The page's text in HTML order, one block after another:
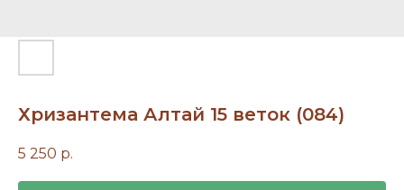
Хризантема Алтай 15 веток (084)
5 250 р.